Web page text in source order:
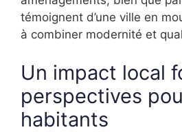
témoignent d’une ville en
à combiner modernité et
Un impact local
perspectives
habitants